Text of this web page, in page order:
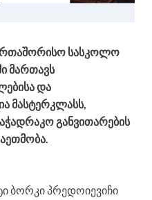
სასკოლო
მართავს
და
მასტერკლასს,
განვითარების
ბორკი პრედოიევიჩი